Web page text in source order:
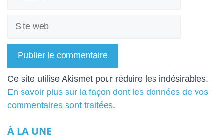
A
l
t
r
Ce site utilise Akismet pour réduire les indésirables.
En savoir plus sur la façon dont les données de vos
commentaires sont traitées.
À LA UNE